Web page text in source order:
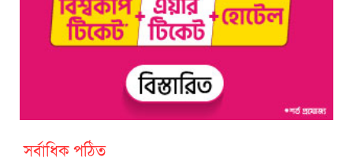
সর্বাধিক পঠিত